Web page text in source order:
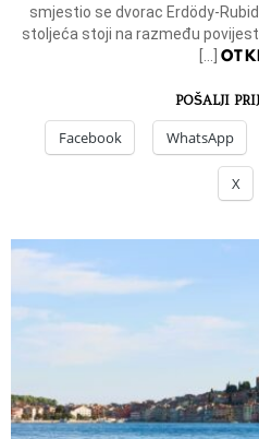
smjestio se dvorac Erdödy-
stoljeća stoji na razmeđu
POŠALJI
Facebook WhatsApp
X